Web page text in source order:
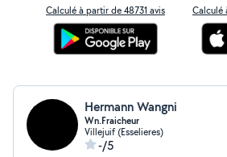
Calculé à partir de 48731 avis Calculé
Hermann Wangni
Wn.Fraicheur
Villejuif (Esselieres)
-/5